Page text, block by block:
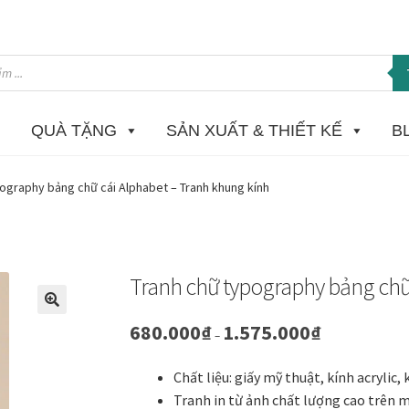
QUÀ TẶNG SẢN XUẤT & THIẾT KẾ
Catalogue Câu hỏi thường gặp khi mua tranh tại Mia
sơn mài dát vàng Nhận vẽ tranh theo yêu cầu Phương thức
test Test home page 260225 TẾT 2025
Tranh hoa sen treo phòng thờTranh mừng thọ
bảng chữ cái Alphabet – Tranh khung kính
Tranh chữ typography bảng
680.000₫– 1.575.000₫Khoảng
giá:
680.000₫
đến
Chất liệu: giấy mỹ thuật, kính acrylic,
Tranh in từ ảnh chất lượng cao trên